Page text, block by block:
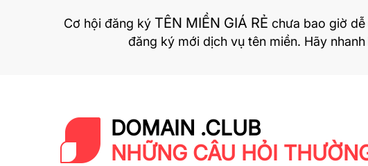
Cơ hội đăng ký TÊN MIỀN GIÁ RẺ chưa bao giờ
đăng ký mới dịch vụ tên miền. Hãy
DOMAIN .CLUB
NHỮNG CÂU HỎI